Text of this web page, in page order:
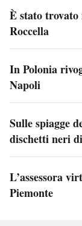
È stato
Roccella
In Polonia
Napoli
Sulle spiagge
dischetti neri
L’assessora
Piemonte